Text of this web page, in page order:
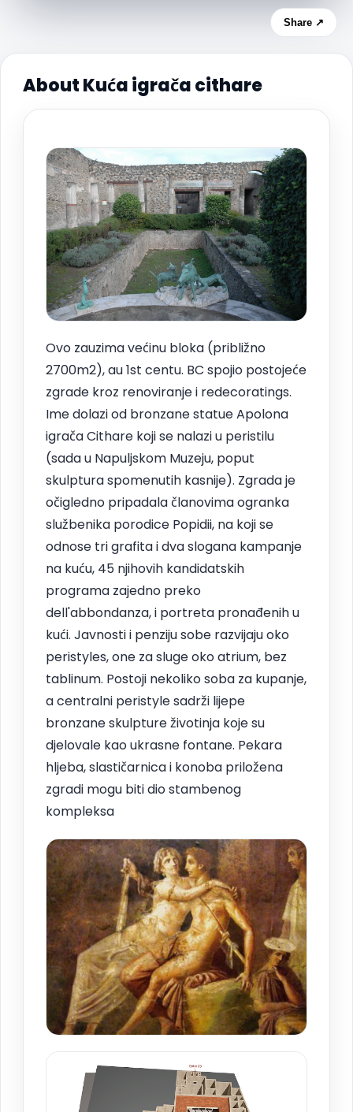
Share ↗
About Kuća igrača cithare
Ovo zauzima većinu bloka (približno
2700m2), au 1st centu. BC spojio postojeće
zgrade kroz renoviranje i redecoratings.
Ime dolazi od bronzane statue Apolona
igrača Cithare koji se nalazi u peristilu
(sada u Napuljskom Muzeju, poput
skulptura spomenutih kasnije). Zgrada je
očigledno pripadala članovima ogranka
službenika porodice Popidii, na koji se
odnose tri grafita i dva slogana kampanje
na kuću, 45 njihovih kandidatskih
programa zajedno preko
dell'abbondanza, i portreta pronađenih u
kući. Javnosti i penziju sobe razvijaju oko
peristyles, one za sluge oko atrium, bez
tablinum. Postoji nekoliko soba za kupanje,
a centralni peristyle sadrži lijepe
bronzane skulpture životinja koje su
djelovale kao ukrasne fontane. Pekara
hljeba, slastičarnica i konoba priložena
zgradi mogu biti dio stambenog
kompleksa